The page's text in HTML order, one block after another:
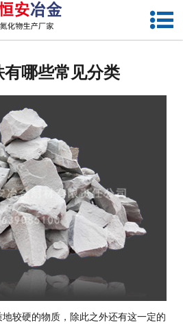
联系我们
有哪些常见分类
地较硬的物质，除此之外还有这一定的